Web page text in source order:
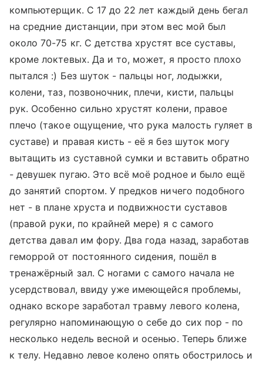
компьютерщик. С 17 до 22 лет каждый день бегал
на средние дистанции, при этом вес мой был
около 70-75 кг. С детства хрустят все суставы,
кроме локтевых. Да и то, может, я просто плохо
пытался :) Без шуток - пальцы ног, лодыжки,
колени, таз, позвоночник, плечи, кисти, пальцы
рук. Особенно сильно хрустят колени, правое
плечо (такое ощущение, что рука малость гуляет в
суставе) и правая кисть - её я без шуток могу
вытащить из суставной сумки и вставить обратно
- девушек пугаю. Это всё моё родное и было ещё
до занятий спортом. У предков ничего подобного
нет - в плане хруста и подвижности суставов
(правой руки, по крайней мере) я с самого
детства давал им фору. Два года назад, заработав
геморрой от постоянного сидения, пошёл в
тренажёрный зал. С ногами с самого начала не
усердствовал, ввиду уже имеющейся проблемы,
однако вскоре заработал травму левого колена,
регулярно напоминающую о себе до сих пор - по
несколько недель весной и осенью. Теперь ближе
к телу. Недавно левое колено опять обострилось и